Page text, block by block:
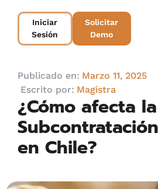
Iniciar
Sesión
Solicitar
Demo
Publicado en: Marzo 11, 2025
Escrito por: Magistra
¿Cómo afecta
en Chile?